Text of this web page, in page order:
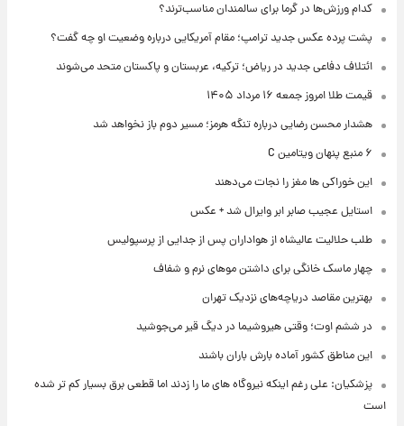
کدام ورزش‌ها در گرما برای سالمندان مناسب‌ترند؟
پشت پرده عکس جدید ترامپ؛ مقام آمریکایی درباره وضعیت او چه گفت؟
ائتلاف دفاعی جدید در ریاض؛ ترکیه، عربستان و پاکستان متحد می‌شوند
قیمت طلا امروز جمعه ۱۶ مرداد ۱۴۰۵
هشدار محسن رضایی درباره تنگه هرمز؛ مسیر دوم باز نخواهد شد
۶ منبع پنهان ویتامین C
این خوراکی ها مغز را نجات می‌دهند
استایل عجیب صابر ابر وایرال شد + عکس
طلب حلالیت عالیشاه از هواداران پس از جدایی از پرسپولیس
چهار ماسک خانگی برای داشتن موهای نرم و شفاف
بهترین مقاصد دریاچه‌های نزدیک تهران
در ششم اوت؛ وقتی هیروشیما در دیگ قیر می‌جوشید
این مناطق کشور آماده بارش باران باشند
پزشکیان: علی رغم اینکه نیروگاه های ما را زدند اما قطعی برق بسیار کم تر شده
است